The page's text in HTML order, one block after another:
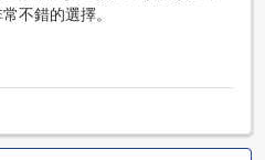
不錯的選擇。